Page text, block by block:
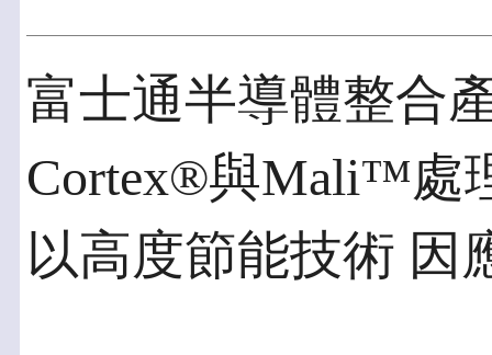
富士通半導體整合
Cortex®與Mali™處
以高度節能技術 因